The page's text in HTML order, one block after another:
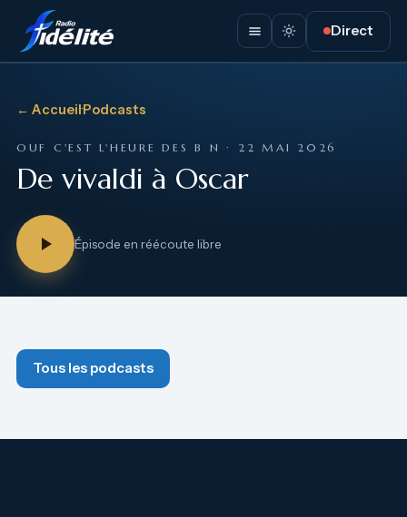
Direct
← Accueil·Podcasts
OUF C'EST L'HEURE DES B N · 22 MAI 2026
De vivaldi à Oscar
Épisode en réécoute libre
Tous les podcasts